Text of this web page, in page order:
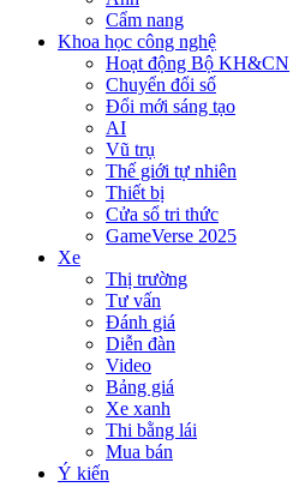
Cẩm nang
Khoa học công nghệ
Hoạt động Bộ KH&CN
Chuyển đổi số
Đổi mới sáng tạo
AI
Vũ trụ
Thế giới tự nhiên
Thiết bị
Cửa sổ tri thức
GameVerse 2025
Xe
Thị trường
Tư vấn
Đánh giá
Diễn đàn
Video
Bảng giá
Xe xanh
Thi bằng lái
Mua bán
Ý kiến